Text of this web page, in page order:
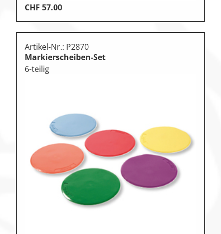
CHF 57.00
Artikel-Nr.: P2870
Markierscheiben-Set
6-teilig